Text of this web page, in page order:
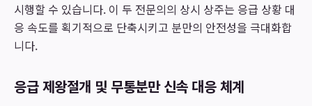
시행할 수 있습니다. 이 두 전문의의 상시 상주는 응급 상황 대
응 속도를 획기적으로 단축시키고 분만의 안전성을 극대화합
니다.
응급 제왕절개 및 무통분만 신속 대응 체계